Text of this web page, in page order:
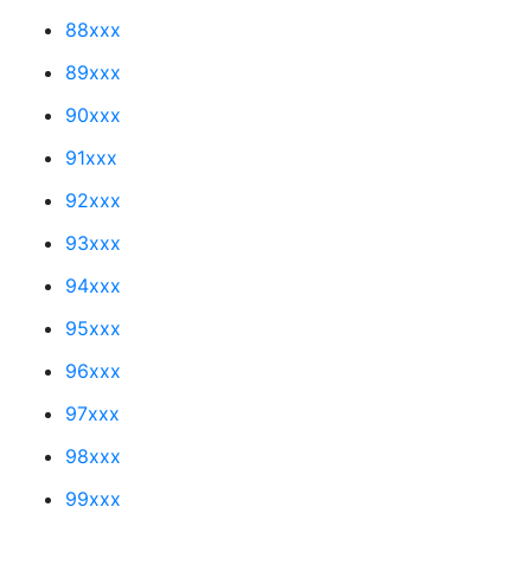
88xxx
89xxx
90xxx
91xxx
92xxx
93xxx
94xxx
95xxx
96xxx
97xxx
98xxx
99xxx